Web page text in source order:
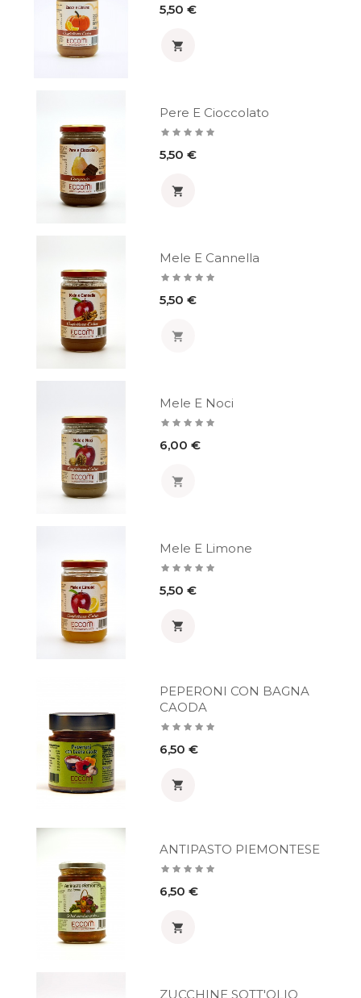
Prezzo
5,50 €

Pere E Cioccolato
Prezzo
5,50 €

Mele E Cannella
Prezzo
5,50 €

Mele E Noci
Prezzo
6,00 €

Mele E Limone
Prezzo
5,50 €

PEPERONI CON BAGNA
CAODA
Prezzo
6,50 €

ANTIPASTO PIEMONTESE
Prezzo
6,50 €

ZUCCHINE SOTT'OLIO